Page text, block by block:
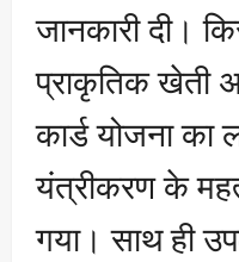
जानकारी दी।
प्राकृतिक खेती
कार्ड योजना का
यंत्रीकरण के
गया। साथ ही